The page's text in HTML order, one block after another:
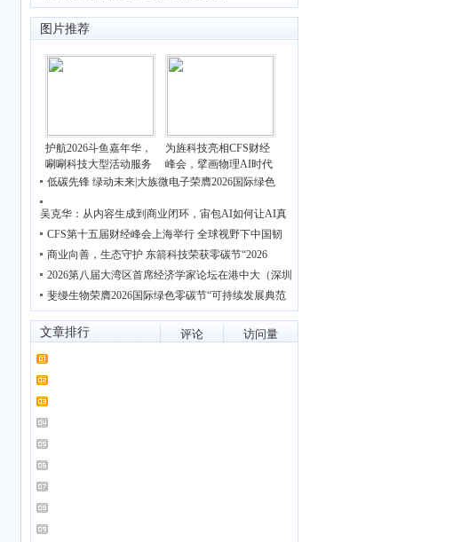
图片推荐
护航2026斗鱼嘉年华，
唰唰科技大型活动服务
为旌科技亮相CFS财经
峰会，擘画物理AI时代
低碳先锋 绿动未来|大族微电子荣膺2026国际绿色
吴克华：从内容生成到商业闭环，宙包AI如何让AI真
CFS第十五届财经峰会上海举行 全球视野下中国韧
商业向善，生态守护 东箭科技荣获零碳节“2026
2026第八届大湾区首席经济学家论坛在港中大（深圳
斐缦生物荣膺2026国际绿色零碳节“可持续发展典范
文章排行 评论 访问量